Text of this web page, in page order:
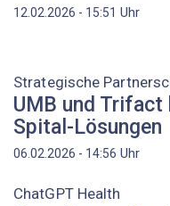
12.02.2026 - 15:51 Uhr
Strategische
UMB und
Spital-Lösungen
06.02.2026 - 14:56 Uhr
ChatGPT Health